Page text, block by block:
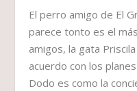
El perro amigo de El
parece tonto es el
amigos, la gata
acuerdo con los
Dodo es como la